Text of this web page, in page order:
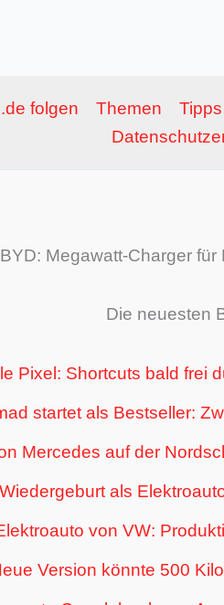
folgen Themen
BYD: Megawatt-Charger
Die neuesten
Pixel: Shortcuts bald frei
startet als Bestseller:
Mercedes auf der
als
von VW:
Version könnte 500